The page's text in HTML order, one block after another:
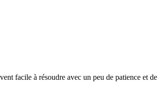
facile à résoudre avec un peu de patience et de